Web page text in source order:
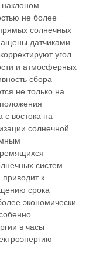
наклоном
не более
солнечных
датчиками
угол
и атмосферных
сбора
не только на
востока на
солнечной
систем.
к
срока
экономически
в часы